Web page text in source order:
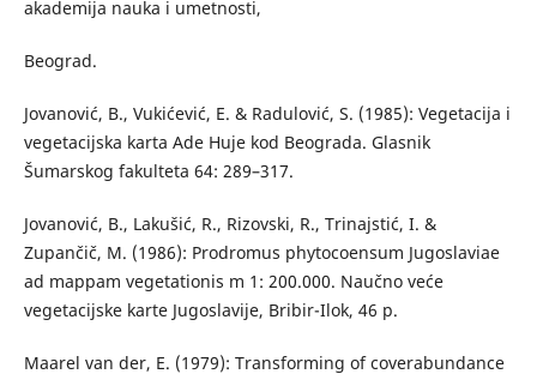
akademija nauka i umetnosti,
Beograd.
Jovanović, B., Vukićević, E. & Radulović, S. (1985): Vegetacija i
vegetacijska karta Ade Huje kod Beograda. Glasnik
Šumarskog fakulteta 64: 289–317.
Jovanović, B., Lakušić, R., Rizovski, R., Trinajstić, I. &
Zupančič, M. (1986): Prodromus phytocoensum Jugoslaviae
ad mappam vegetationis m 1: 200.000. Naučno veće
vegetacijske karte Jugoslavije, Bribir-Ilok, 46 p.
Maarel van der, E. (1979): Transforming of coverabundance